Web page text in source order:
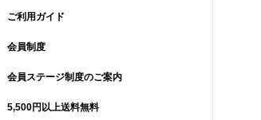
ご利用ガイド
会員制度
会員ステージ制度のご案内
5,500円以上送料無料